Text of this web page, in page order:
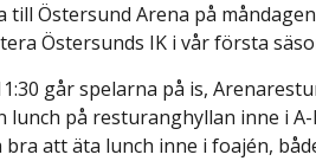
till Östersund Arena på
Östersunds IK i vår första
går spelarna på is,
lunch på resturanghyllan inne i
bra att äta lunch inne i foajén,